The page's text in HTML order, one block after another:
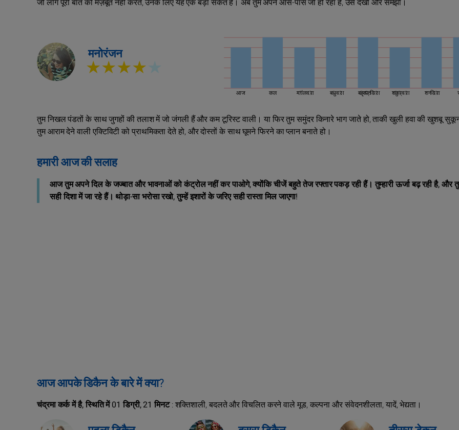
जो लोग पूरी बात को मज़बूत नहीं करते, उनके लिए यह एक बड़ा संकेत है। अब तुम अपने आस-पास जो हो रहा है, उसे देखो और समझो।
मनोरंजन
★★★★★
आज कल मंगलवार बुधवार बृहस्पतिवार शुक्रवार शनिवार
तुम निखल पंडतों के साथ जुगहों की तलाश में जो जंगली हैं और कम टूरिस्ट वाली। या फिर तुम समुंदर किनारे भाग जाते हो, ताकी खुली हवा की खुशबू
तुम आराम देने वाली एक्टिविटी को प्राथमिकता देते हो, और दोस्तों के साथ घूमने फिरने का प्लान बनाते हो।
हमारी आज की सलाह
आज तुम अपने दिल के जज्बात और भावनाओं को कंट्रोल नहीं कर पाओगे, क्योंकि चीजें बहुते तेज रफ्तार पकड़ रही हैं। तुम्हारी ऊर्जा बढ़ रही है, और
सही दिशा में जा रहे हैं। थोड़ा-सा भरोसा रखो, तुम्‍हें इशारों के जरिए सही रास्ता मिल जाएगा!
आज आपके डिकैन के बारे में क्या?
चंद्रमा कर्क में है, स्थिति में 01 डिग्री, 21 मिनट: शक्तिशाली, बदलते और विचलित करने वाले मूड, कल्पना और संवेदनशीलता, यादें, भेद्यता।